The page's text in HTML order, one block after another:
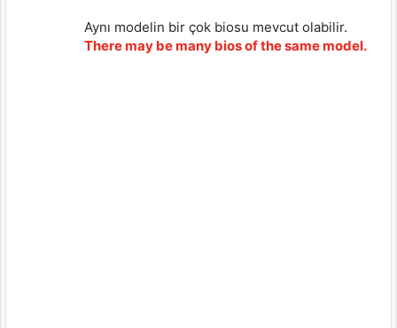
Aynı modelin bir çok biosu mevcut olabilir.
There may be many bios of the same model.